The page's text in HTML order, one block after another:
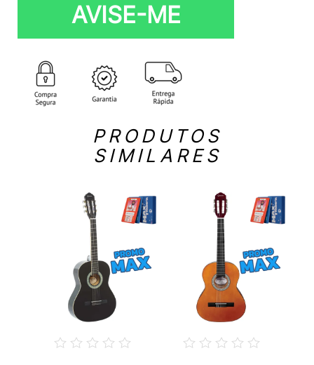
AVISE-ME
PRODUTOS
SIMILARES